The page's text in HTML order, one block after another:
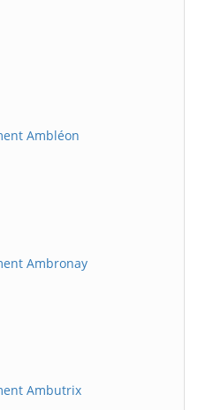
Ambléon
Ambronay
Ambutrix